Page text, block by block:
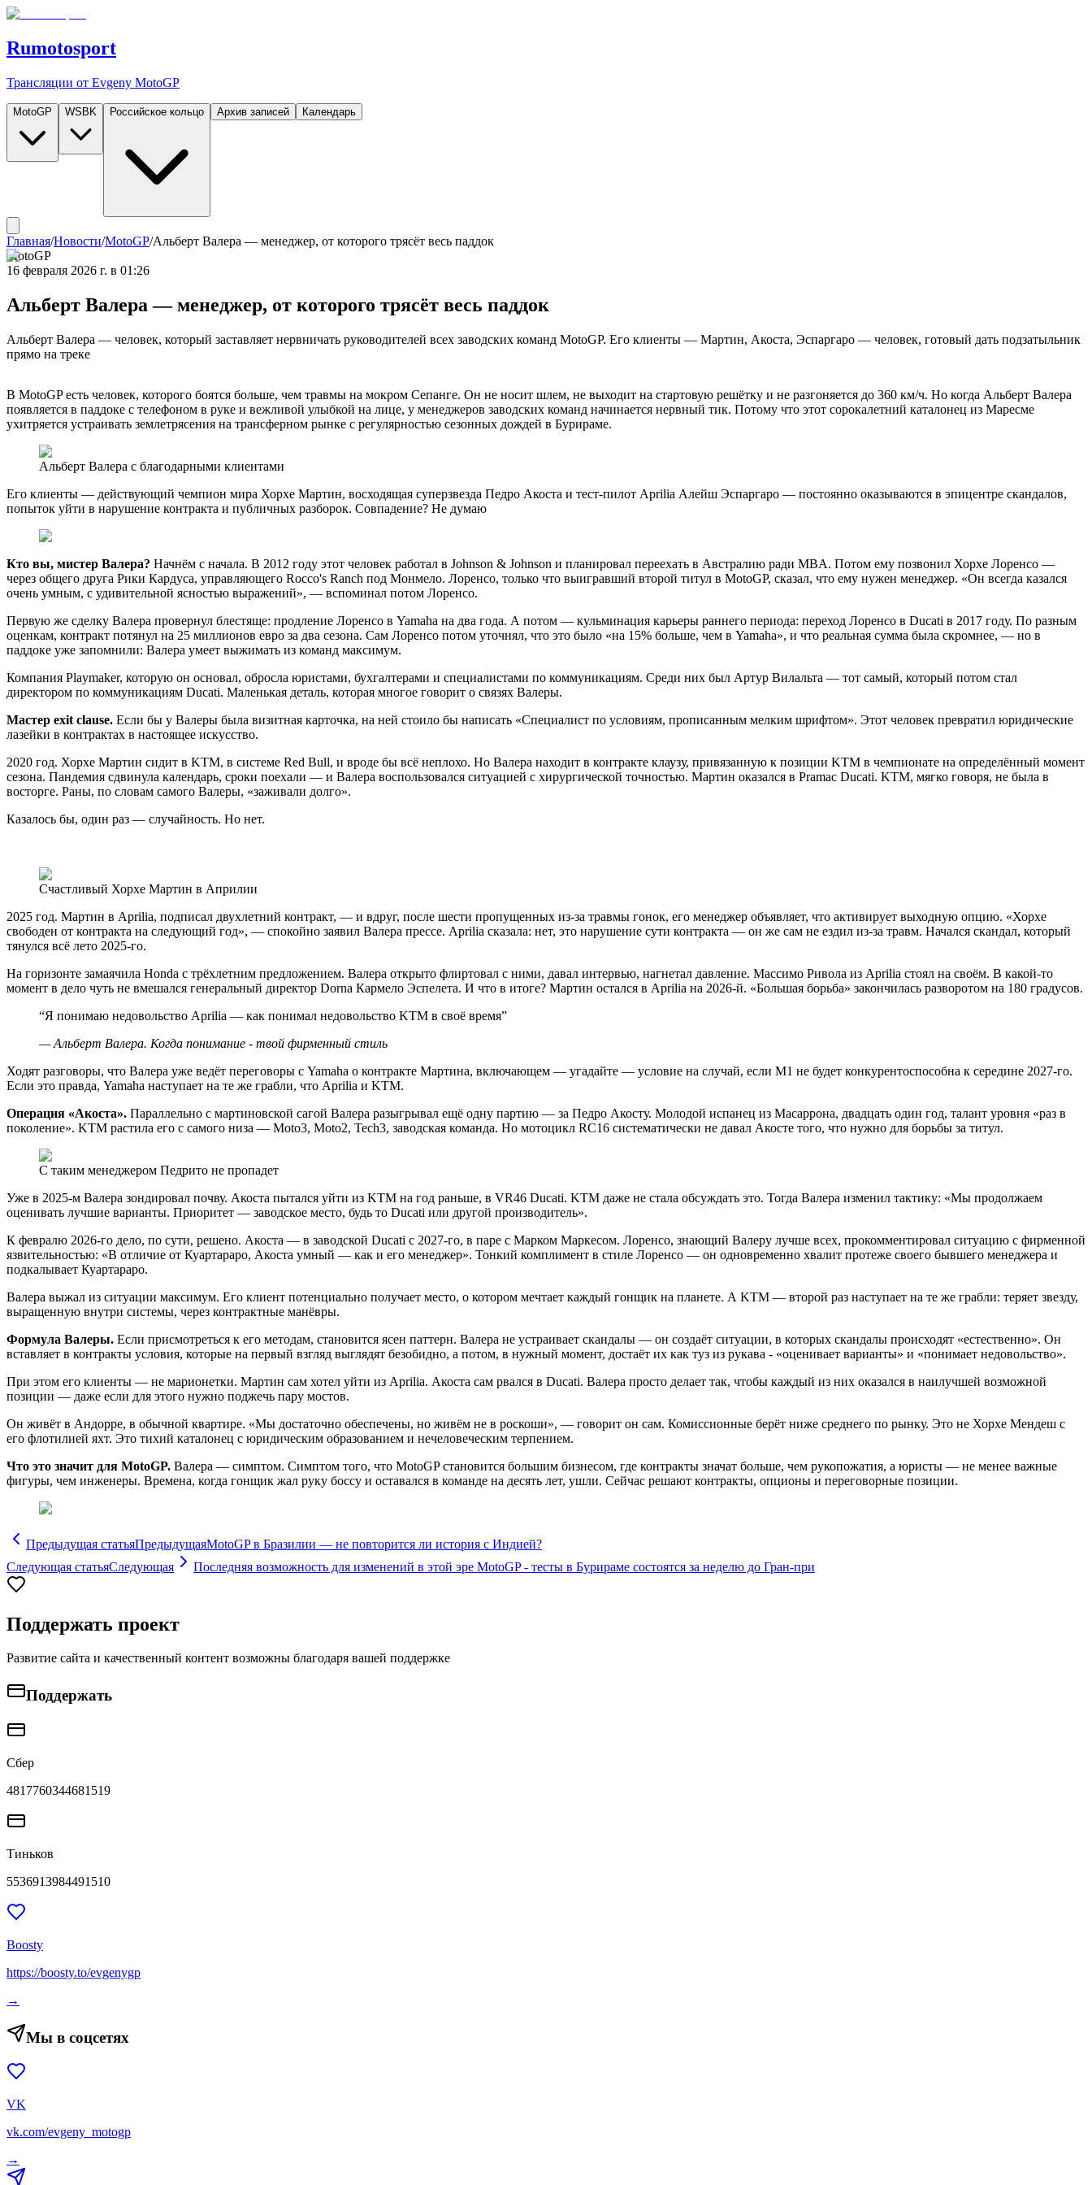
Rumotosport
Трансляции от Evgeny MotoGP
MotoGP WSBK Российское кольцо Архив записей Календарь
Главная/Новости/MotoGP/Альберт Валера — менеджер, от которого трясёт весь паддок
MotoGP
16 февраля 2026 г. в 01:26
Альберт Валера — менеджер, от которого трясёт весь паддок
Альберт Валера — человек, который заставляет нервничать руководителей всех заводских команд MotoGP. Его клиенты — Мартин, Акоста, Эспаргаро — человек, готовый дать подзатыльник
прямо на треке
В MotoGP есть человек, которого боятся больше, чем травмы на мокром Сепанге. Он не носит шлем, не выходит на стартовую решётку и не разгоняется до 360 км/ч. Но когда Альберт Валера
появляется в паддоке с телефоном в руке и вежливой улыбкой на лице, у менеджеров заводских команд начинается нервный тик. Потому что этот сорокалетний каталонец из Маресме
ухитряется устраивать землетрясения на трансферном рынке с регулярностью сезонных дождей в Бурираме.
Альберт Валера с благодарными клиентами
Его клиенты — действующий чемпион мира Хорхе Мартин, восходящая суперзвезда Педро Акоста и тест-пилот Aprilia Алейш Эспаргаро — постоянно оказываются в эпицентре скандалов,
попыток уйти в нарушение контракта и публичных разборок. Совпадение? Не думаю
Кто вы, мистер Валера? Начнём с начала. В 2012 году этот человек работал в Johnson & Johnson и планировал переехать в Австралию ради MBA. Потом ему позвонил Хорхе Лоренсо —
через общего друга Рики Кардуса, управляющего Rocco's Ranch под Монмело. Лоренсо, только что выигравший второй титул в MotoGP, сказал, что ему нужен менеджер. «Он всегда казался
очень умным, с удивительной ясностью выражений», — вспоминал потом Лоренсо.
Первую же сделку Валера провернул блестяще: продление Лоренсо в Yamaha на два года. А потом — кульминация карьеры раннего периода: переход Лоренсо в Ducati в 2017 году. По разным
оценкам, контракт потянул на 25 миллионов евро за два сезона. Сам Лоренсо потом уточнял, что это было «на 15% больше, чем в Yamaha», и что реальная сумма была скромнее, — но в
паддоке уже запомнили: Валера умеет выжимать из команд максимум.
Компания Playmaker, которую он основал, обросла юристами, бухгалтерами и специалистами по коммуникациям. Среди них был Артур Вилальта — тот самый, который потом стал
директором по коммуникациям Ducati. Маленькая деталь, которая многое говорит о связях Валеры.
Мастер exit clause. Если бы у Валеры была визитная карточка, на ней стоило бы написать «Специалист по условиям, прописанным мелким шрифтом». Этот человек превратил юридические
лазейки в контрактах в настоящее искусство.
2020 год. Хорхе Мартин сидит в KTM, в системе Red Bull, и вроде бы всё неплохо. Но Валера находит в контракте клаузу, привязанную к позиции KTM в чемпионате на определённый момент
сезона. Пандемия сдвинула календарь, сроки поехали — и Валера воспользовался ситуацией с хирургической точностью. Мартин оказался в Pramac Ducati. KTM, мягко говоря, не была в
восторге. Раны, по словам самого Валеры, «заживали долго».
Казалось бы, один раз — случайность. Но нет.
Счастливый Хорхе Мартин в Априлии
2025 год. Мартин в Aprilia, подписал двухлетний контракт, — и вдруг, после шести пропущенных из-за травмы гонок, его менеджер объявляет, что активирует выходную опцию. «Хорхе
свободен от контракта на следующий год», — спокойно заявил Валера прессе. Aprilia сказала: нет, это нарушение сути контракта — он же сам не ездил из-за травм. Начался скандал, который
тянулся всё лето 2025-го.
На горизонте замаячила Honda с трёхлетним предложением. Валера открыто флиртовал с ними, давал интервью, нагнетал давление. Массимо Ривола из Aprilia стоял на своём. В какой-то
момент в дело чуть не вмешался генеральный директор Dorna Кармело Эспелета. И что в итоге? Мартин остался в Aprilia на 2026-й. «Большая борьба» закончилась разворотом на 180 градусов.
“Я понимаю недовольство Aprilia — как понимал недовольство KTM в своё время”
—Альберт Валера. Когда понимание - твой фирменный стиль
Ходят разговоры, что Валера уже ведёт переговоры с Yamaha о контракте Мартина, включающем — угадайте — условие на случай, если M1 не будет конкурентоспособна к середине 2027-го.
Если это правда, Yamaha наступает на те же грабли, что Aprilia и KTM.
Операция «Акоста». Параллельно с мартиновской сагой Валера разыгрывал ещё одну партию — за Педро Акосту. Молодой испанец из Масаррона, двадцать один год, талант уровня «раз в
поколение». KTM растила его с самого низа — Moto3, Moto2, Tech3, заводская команда. Но мотоцикл RC16 систематически не давал Акосте того, что нужно для борьбы за титул.
С таким менеджером Педрито не пропадет
Уже в 2025-м Валера зондировал почву. Акоста пытался уйти из KTM на год раньше, в VR46 Ducati. KTM даже не стала обсуждать это. Тогда Валера изменил тактику: «Мы продолжаем
оценивать лучшие варианты. Приоритет — заводское место, будь то Ducati или другой производитель».
К февралю 2026-го дело, по сути, решено. Акоста — в заводской Ducati с 2027-го, в паре с Марком Маркесом. Лоренсо, знающий Валеру лучше всех, прокомментировал ситуацию с фирменной
язвительностью: «В отличие от Куартараро, Акоста умный — как и его менеджер». Тонкий комплимент в стиле Лоренсо — он одновременно хвалит протеже своего бывшего менеджера и
подкалывает Куартараро.
Валера выжал из ситуации максимум. Его клиент потенциально получает место, о котором мечтает каждый гонщик на планете. А KTM — второй раз наступает на те же грабли: теряет звезду,
выращенную внутри системы, через контрактные манёвры.
Формула Валеры. Если присмотреться к его методам, становится ясен паттерн. Валера не устраивает скандалы — он создаёт ситуации, в которых скандалы происходят «естественно». Он
вставляет в контракты условия, которые на первый взгляд выглядят безобидно, а потом, в нужный момент, достаёт их как туз из рукава - «оценивает варианты» и «понимает недовольство».
При этом его клиенты — не марионетки. Мартин сам хотел уйти из Aprilia. Акоста сам рвался в Ducati. Валера просто делает так, чтобы каждый из них оказался в наилучшей возможной
позиции — даже если для этого нужно поджечь пару мостов.
Он живёт в Андорре, в обычной квартире. «Мы достаточно обеспечены, но живём не в роскоши», — говорит он сам. Комиссионные берёт ниже среднего по рынку. Это не Хорхе Мендеш с
его флотилией яхт. Это тихий каталонец с юридическим образованием и нечеловеческим терпением.
Что это значит для MotoGP. Валера — симптом. Симптом того, что MotoGP становится большим бизнесом, где контракты значат больше, чем рукопожатия, а юристы — не менее важные
фигуры, чем инженеры. Времена, когда гонщик жал руку боссу и оставался в команде на десять лет, ушли. Сейчас решают контракты, опционы и переговорные позиции.
Предыдущая статьяПредыдущаяMotoGP в Бразилии — не повторится ли история с Индией?
Следующая статьяСледующая Последняя возможность для изменений в этой эре MotoGP - тесты в Бурираме состоятся за неделю до Гран-при
Поддержать проект
Развитие сайта и качественный контент возможны благодаря вашей поддержке
Поддержать
Сбер
4817760344681519
Тиньков
5536913984491510
Boosty
https://boosty.to/evgenygp
→
Мы в соцсетях
VK
vk.com/evgeny_motogp
→